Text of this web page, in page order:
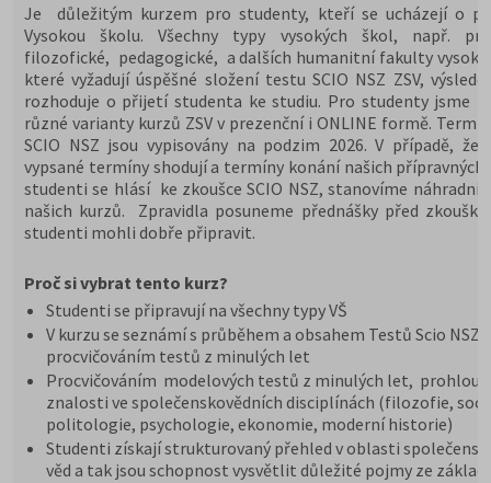
Je důležitým kurzem pro studenty, kteří se ucházejí o
Vysokou školu. Všechny typy vysokých škol, např.
filozofické, pedagogické, a dalších humanitní fakulty
které vyžadují úspěšné složení testu SCIO NSZ ZSV,
rozhoduje o přijetí studenta ke studiu. Pro studenty jsme
různé varianty kurzů ZSV v prezenční i ONLINE formě.
SCIO NSZ jsou vypisovány na podzim 2026. V případě,
vypsané termíny shodují a termíny konání našich přípravných
studenti se hlásí ke zkoušce SCIO NSZ, stanovíme náhradní
našich kurzů. Zpravidla posuneme přednášky před
studenti mohli dobře připravit.
Proč si vybrat tento kurz?
Studenti se připravují na všechny typy VŠ
V kurzu se seznámí s průběhem a obsahem Testů Scio NSZ
procvičováním testů z minulých let
Procvičováním modelových testů z minulých let,
znalosti ve společenskovědních disciplínách (filozofie,
politologie, psychologie, ekonomie, moderní historie)
Studenti získají strukturovaný přehled v oblasti
věd a tak jsou schopnost vysvětlit důležité pojmy ze